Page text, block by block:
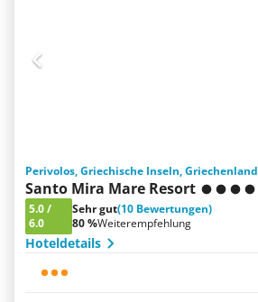
Perivolos, Griechische Inseln, Griechenland
Santo Mira Mare Resort
5.0/
6.0
Sehr gut(10 Bewertungen)
80 %Weiterempfehlung
Hoteldetails